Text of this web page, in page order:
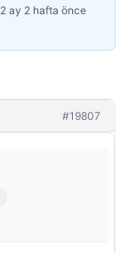
2 ay 2 hafta önce
#19807